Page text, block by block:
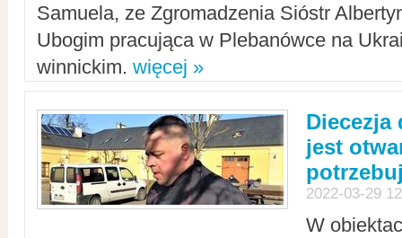
Samuela, ze Zgromadzenia Sióstr
Ubogim pracująca w Plebanówce na
winnickim. więcej »
Diecezja
jest
2022-03-29
W